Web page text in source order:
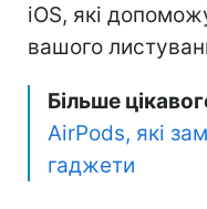
iOS, які
вашого
Більше
AirPods, які
гаджети